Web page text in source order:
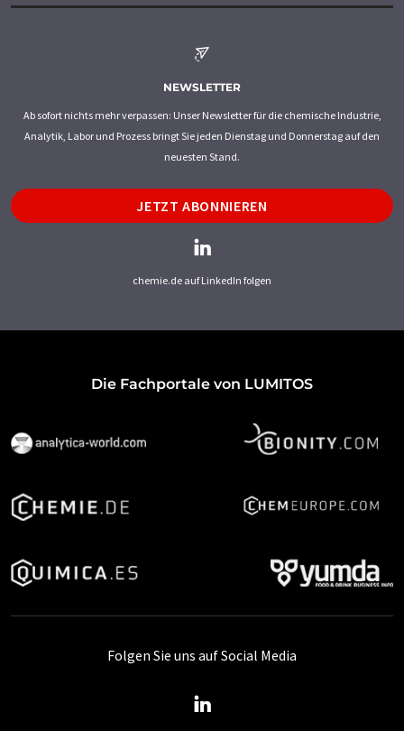
NEWSLETTER
Ab sofort nichts mehr verpassen: Unser Newsletter für die chemische Industrie,
Analytik, Labor und Prozess bringt Sie jeden Dienstag und Donnerstag auf den
neuesten Stand.
JETZT ABONNIEREN
chemie.de auf LinkedIn folgen
Die Fachportale von LUMITOS
Folgen Sie uns auf Social Media